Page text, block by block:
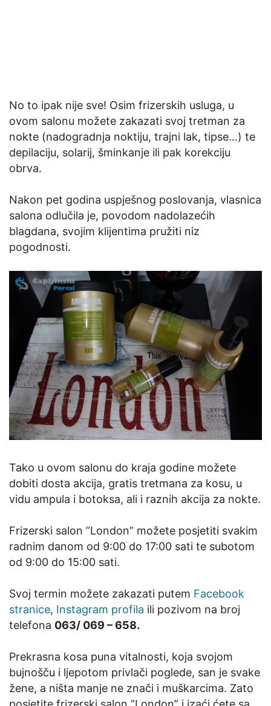
No to ipak nije sve! Osim frizerskih usluga, u
ovom salonu možete zakazati svoj tretman za
nokte (nadogradnja noktiju, trajni lak, tipse…) te
depilaciju, solarij, šminkanje ili pak korekciju
obrva.
Nakon pet godina uspješnog poslovanja, vlasnica
salona odlučila je, povodom nadolazećih
blagdana, svojim klijentima pružiti niz
pogodnosti.
Tako u ovom salonu do kraja godine možete
dobiti dosta akcija, gratis tretmana za kosu, u
vidu ampula i botoksa, ali i raznih akcija za nokte.
Frizerski salon ”London” možete posjetiti svakim
radnim danom od 9:00 do 17:00 sati te subotom
od 9:00 do 15:00 sati.
Svoj termin možete zakazati putem Facebook
stranice, Instagram profila ili pozivom na broj
telefona 063/ 069 – 658.
Prekrasna kosa puna vitalnosti, koja svojom
bujnošču i ljepotom privlači poglede, san je svake
žene, a ništa manje ne znači i muškarcima. Zato